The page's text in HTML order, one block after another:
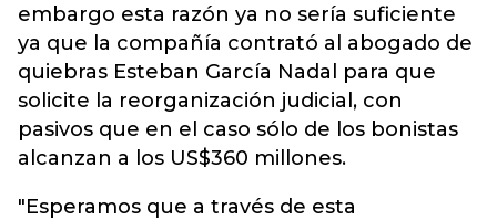
embargo esta razón ya no sería suficiente
ya que la compañía contrató al abogado de
quiebras Esteban García Nadal para que
solicite la reorganización judicial, con
pasivos que en el caso sólo de los bonistas
alcanzan a los US$360 millones.
"Esperamos que a través de esta